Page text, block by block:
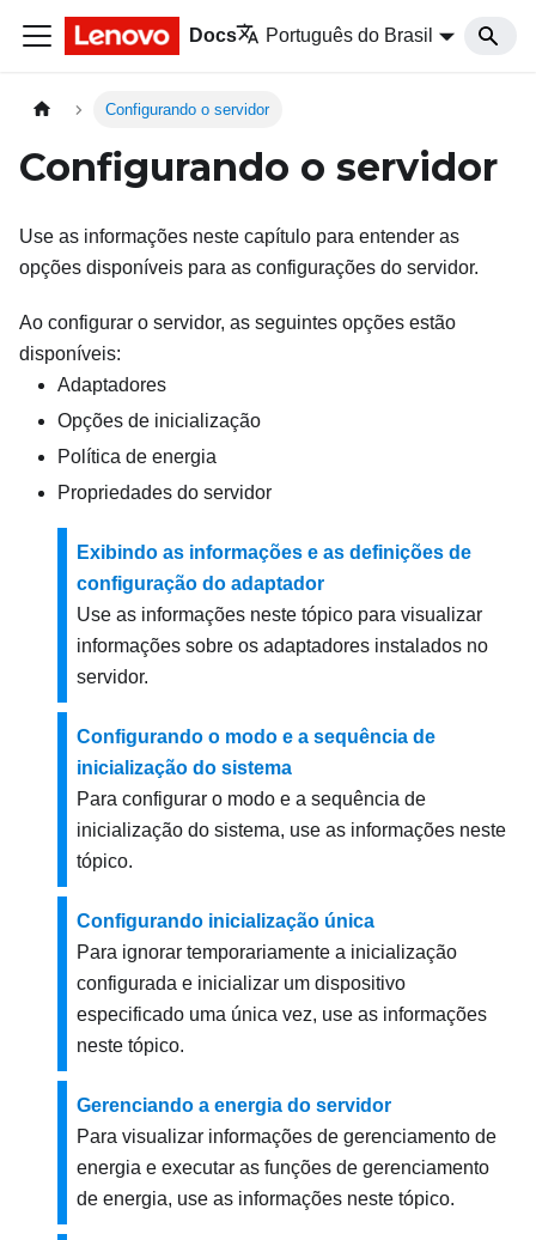
Docs Português do Brasil
Configurando o servidor
Configurando o servidor
Use as informações neste capítulo para entender as
opções disponíveis para as configurações do servidor.
Ao configurar o servidor, as seguintes opções estão
disponíveis:
Adaptadores
Opções de inicialização
Política de energia
Propriedades do servidor
Exibindo as informações e as definições de
configuração do adaptador
Use as informações neste tópico para visualizar
informações sobre os adaptadores instalados no
servidor.
Configurando o modo e a sequência de
inicialização do sistema
Para configurar o modo e a sequência de
inicialização do sistema, use as informações neste
tópico.
Configurando inicialização única
Para ignorar temporariamente a inicialização
configurada e inicializar um dispositivo
especificado uma única vez, use as informações
neste tópico.
Gerenciando a energia do servidor
Para visualizar informações de gerenciamento de
energia e executar as funções de gerenciamento
de energia, use as informações neste tópico.